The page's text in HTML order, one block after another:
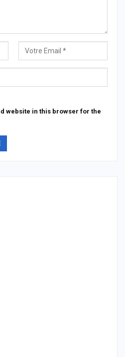
website in this browser for the